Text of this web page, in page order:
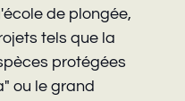
de plongée,
tels que la
protégées
ou le grand